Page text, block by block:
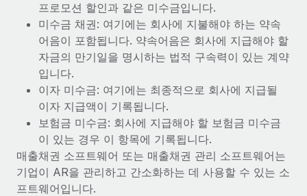
Compliance Watchtower
규정 준수 관련 위험에 선제적으로 대응
기기 관리
전 세계 IT 장비 제공 및 추적 관리
법인 설립
법인 설립을 빠르고 준법적으로 지원
글로벌 인재 이동 및 전근
직원 해외 이전을 간편하게 처리
AI 분야의 선구자인 Weaviate가 Remote와 협력하여
조직 규모를 120% 성장시킨 방법
Weaviate 한눈에 보기 Weaviate는 오픈 소스, AI 우선 인프라를
구축합니다. 이 회사의 미션은 전 세계 개발자 및 운영자
(DevOps/MLOps)에게 AI 네이티브...
자세히 알아보기
계약직 관리와 급여 업무를 위해 Remote와 전략적 파
트너십을 맺은 Reverse Tech
Reverse Tech 한눈에 보기 건강 및 웰니스 스타트업인 Reverse
블로그
글로벌 급여
EOR 및 PEO
계약자 관리
세금
블로그 둘러보기
프로모션 할인과 같은 미수금입니다.
미수금 채권: 여기에는 회사에 지불해야 하는 약속
어음이 포함됩니다. 약속어음은 회사에 지급해야 할
자금의 만기일을 명시하는 법적 구속력이 있는 계약
입니다.
이자 미수금: 여기에는 최종적으로 회사에 지급될
이자 지급액이 기록됩니다.
보험금 미수금: 회사에 지급해야 할 보험금 미수금
이 있는 경우 이 항목에 기록됩니다.
매출채권 소프트웨어 또는 매출채권 관리 소프트웨어는
기업이 AR을 관리하고 간소화하는 데 사용할 수 있는 소
프트웨어입니다.